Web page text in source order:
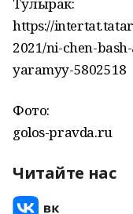
https://
2021/ni-chen-
yaramyy-5802518
Фото:
golos-pravda.ru
Читайте нас